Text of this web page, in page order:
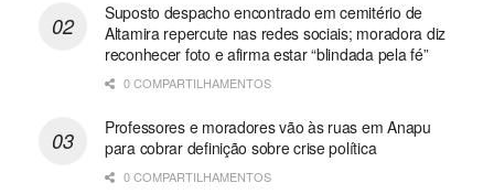
Suposto despacho encontrado em cemitério de
Altamira repercute nas redes sociais; moradora diz
reconhecer foto e afirma estar “blindada pela fé”
0 COMPARTILHAMENTOS
Professores e moradores vão às ruas em Anapu
para cobrar definição sobre crise política
0 COMPARTILHAMENTOS